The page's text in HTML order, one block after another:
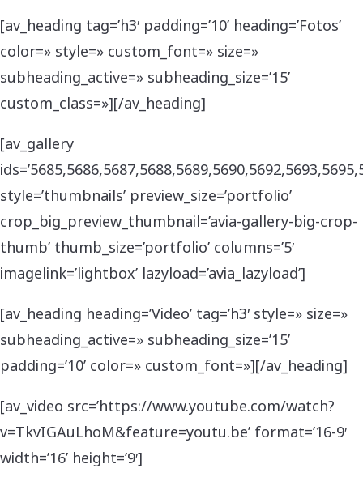
[av_heading tag=’h3′ padding=’10’ heading=’Fotos’
color=» style=» custom_font=» size=»
subheading_active=» subheading_size=’15’
custom_class=»][/av_heading]
[av_gallery
style=’thumbnails’ preview_size=’portfolio’
crop_big_preview_thumbnail=’avia-gallery-big-crop-
thumb’ thumb_size=’portfolio’ columns=’5′
imagelink=’lightbox’ lazyload=’avia_lazyload’]
[av_heading heading=’Video’ tag=’h3′ style=» size=»
subheading_active=» subheading_size=’15’
padding=’10’ color=» custom_font=»][/av_heading]
[av_video src=’https://www.youtube.com/watch?
v=TkvIGAuLhoM&feature=youtu.be’ format=’16-9′
width=’16’ height=’9′]